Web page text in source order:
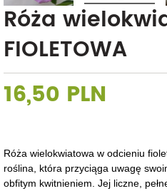
Róża
FIOLETOWA
16,50 PLN
Róża wielokwiatowa w odcieniu
roślina, która przyciąga uwagę
obfitym kwitnieniem. Jej liczne,